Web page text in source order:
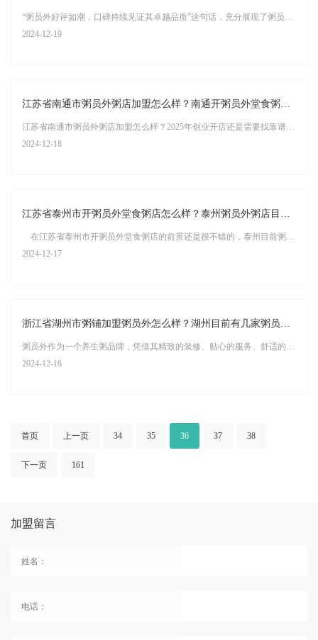
“粥员外好评如潮，口碑持续见证其卓越品质”这句话，充分展现了粥员外这一品牌在餐饮市场中的积极形象与广泛认可。以下是对这句话的详细解读：
2024-12-19
江苏省南通市粥员外粥店加盟怎么样？南通开粥员外堂食粥店去哪里学？
江苏省南通市粥员外粥店加盟怎么样？2025年创业开店还是需要找靠谱的品牌加盟开店，杭州粥员外连锁品牌全国几百家门店，每家门店生意都很不错，南通开粥员外堂食粥店去哪里学？一般在杭州总部学习7天然后通过考核就可以顺利上岗；
2024-12-18
江苏省泰州市开粥员外堂食粥店怎么样？泰州粥员外粥店目前有几家？
在江苏省泰州市开粥员外堂食粥店的前景还是很不错的，泰州目前粥员外粥店还是比较多的，生意好的门店也是很多2025年想在泰州开粥员外连锁门店的话那现在就要留言咨询了。
2024-12-17
浙江省湖州市粥铺加盟粥员外怎么样？湖州目前有几家粥员外养生粥加盟店？
粥员外作为一个养生粥品牌，凭借其精致的装修、贴心的服务、舒适的环境以及正宗的口感，在市场上赢得了良好的口碑，并成为了创业者关注的加盟项目之一。对于浙江省湖州市的创业者而言，加盟粥员外粥铺是一个值得考虑的选项，以下是对该问题的详细解答
2024-12-16
首页 上一页 34 35 36 37 38
下一页 161
加盟留言